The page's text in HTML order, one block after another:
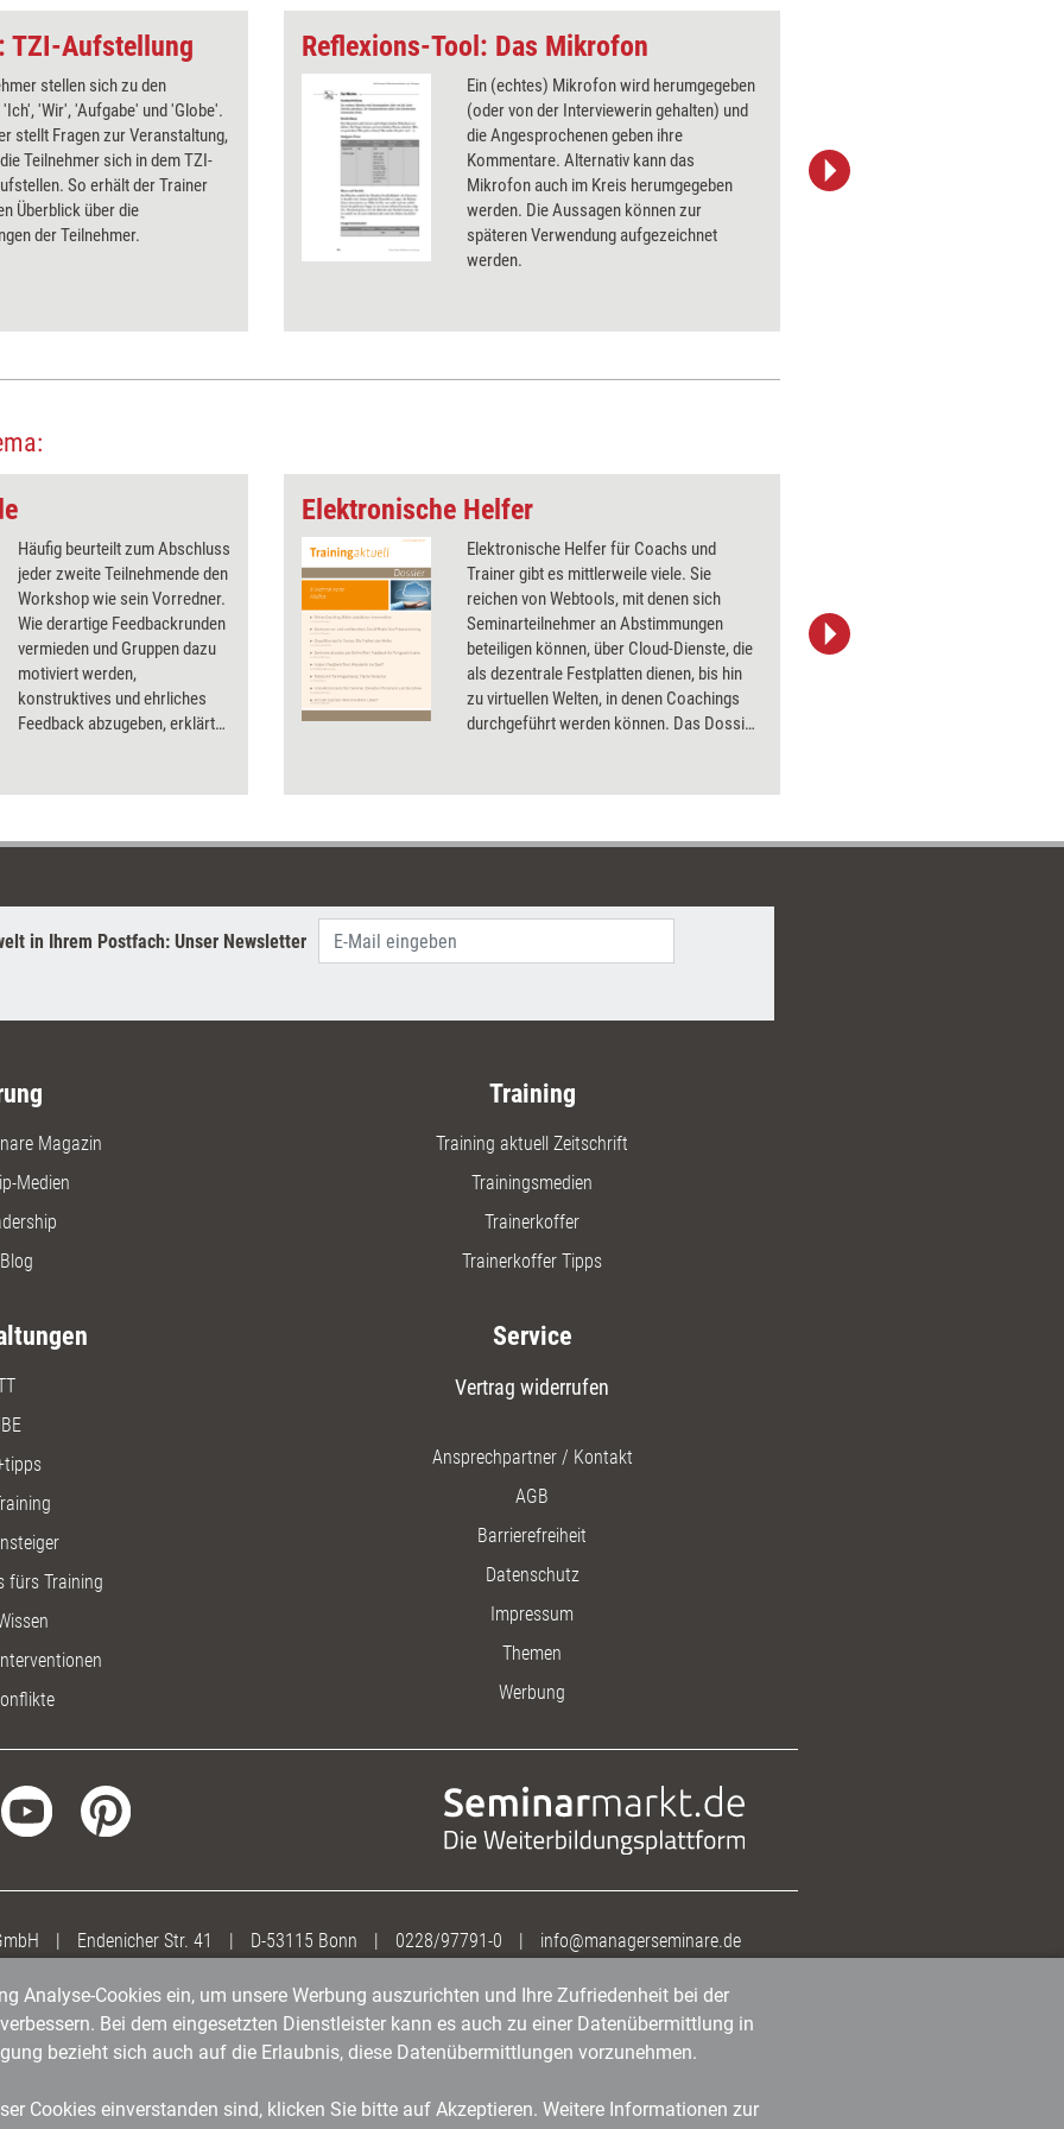
TZI-Aufstellung
stellen sich zu den
'Wir', 'Aufgabe' und 'Globe'.
stellt Fragen zur Veranstaltung,
Teilnehmer sich in dem TZI-
So erhält der Trainer
Überblick über die
der Teilnehmer.
Reflexions-Tool: Das Mikrofon
Ein (echtes) Mikrofon wird herumgegeben
(oder von der Interviewerin gehalten) und
die Angesprochenen geben ihre
Kommentare. Alternativ kann das
Mikrofon auch im Kreis herumgegeben
werden. Die Aussagen können zur
späteren Verwendung aufgezeichnet
werden.
Häufig beurteilt zum Abschluss
jeder zweite Teilnehmende den
Workshop wie sein Vorredner.
Wie derartige Feedbackrunden
vermieden und Gruppen dazu
motiviert werden,
konstruktives und ehrliches
Feedback abzugeben, erklärt
Elektronische Helfer
Elektronische Helfer für Coachs und
Trainer gibt es mittlerweile viele. Sie
reichen von Webtools, mit denen sich
Seminarteilnehmer an Abstimmungen
beteiligen können, über Cloud-Dienste, die
als dezentrale Festplatten dienen, bis hin
zu virtuellen Welten, in denen Coachings
durchgeführt werden können. Das Dossier
und erläutert, wie Trainer und Coachs sie
in Ihrem Postfach: Unser Newsletter
Magazin
Medien
Training
Training aktuell Zeitschrift
Trainingsmedien
Trainerkoffer
Trainerkoffer Tipps
fürs Training
Service
Vertrag widerrufen
Ansprechpartner / Kontakt
AGB
Barrierefreiheit
Datenschutz
Impressum
Themen
Werbung
| Endenicher Str. 41 | D-53115 Bonn | 0228/97791-0 | info@managerseminare.de
Analyse-Cookies ein, um unsere Werbung auszurichten und Ihre Zufriedenheit bei der
Bei dem eingesetzten Dienstleister kann es auch zu einer Datenübermittlung in
bezieht sich auch auf die Erlaubnis, diese Datenübermittlungen vorzunehmen.
Cookies einverstanden sind, klicken Sie bitte auf Akzeptieren. Weitere Informationen zur